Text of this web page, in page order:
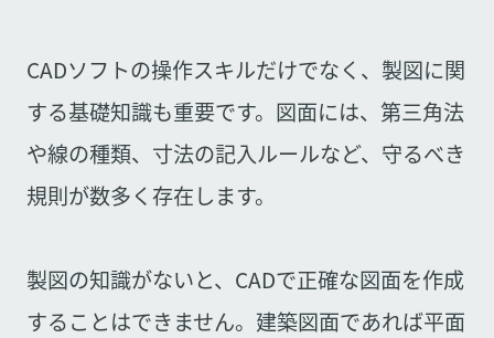
CADソフトの操作スキルだけでなく、製図に関
する基礎知識も重要です。図面には、第三角法
や線の種類、寸法の記入ルールなど、守るべき
規則が数多く存在します。
製図の知識がないと、CADで正確な図面を作成
することはできません。建築図面であれば平面